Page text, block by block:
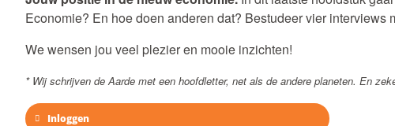
Economie? En hoe doen anderen dat? Bestudeer vier
We wensen jou veel plezier en mooie inzichten!
* Wij schrijven de Aarde met een hoofdletter, net als de andere planeten. En
Inloggen